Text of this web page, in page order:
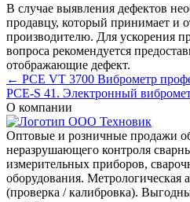
В случае выявления дефектов
продавцу, который принимает и
производителю. Для ускорения
вопроса рекомендуется
отображающие дефект.
← PCE VT 3700 Виброметр
PCE-S 41. Электронный
О компании
Оптовые и розничные продажи
неразрушающего контроля
измерительных приборов,
оборудования. Метрологическая
(проверка / калибровка).